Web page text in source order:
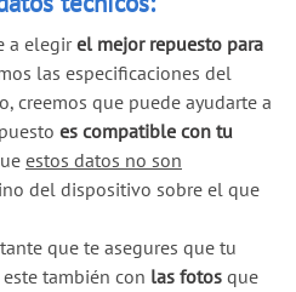
a elegirel mejor repuesto para
las especificaciones del
creemos que puede ayudarte a
es compatible con tu
estos datos no son
del dispositivo sobre el que
que te asegures que tu
también con las fotos que